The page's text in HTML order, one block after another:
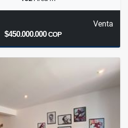
Venta
$450.000.000COP